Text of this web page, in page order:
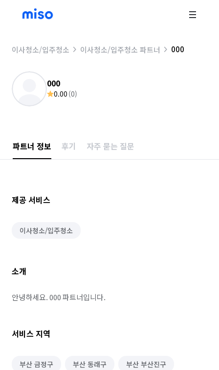
이사청소/입주청소 이사청소/입주청소 파트너 000
000
0.00 (0)
파트너 정보 후기 자주 묻는 질문
제공 서비스
이사청소/입주청소
소개
안녕하세요. 000 파트너입니다.
서비스 지역
부산 금정구 부산 동래구 부산 부산진구